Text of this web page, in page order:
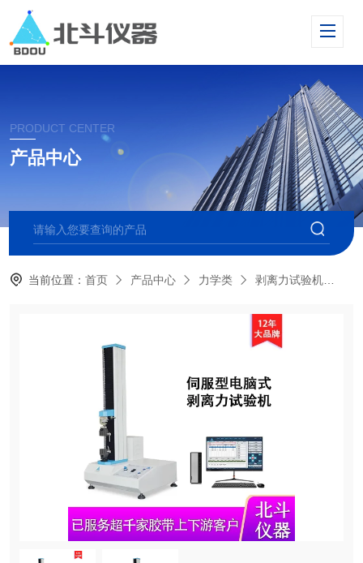
PRODUCT CENTER
产品中心
当前位置：首页 产品中心 力学类 剥离力试验机